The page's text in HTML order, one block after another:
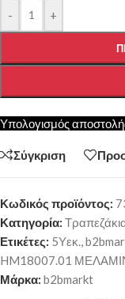
- +
Υπολογισμός
Σύγκριση
Κωδικός προϊόντος:
Κατηγορία:
Ετικέτες: 5Υεκ.,
HM18007.01
Μάρκα: b2bmarkt